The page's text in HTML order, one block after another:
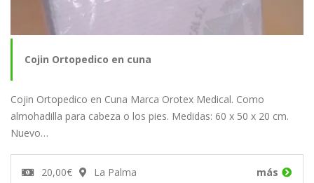
Cojin Ortopedico en cuna
Cojin Ortopedico en Cuna Marca Orotex Medical. Como
almohadilla para cabeza o los pies. Medidas: 60 x 50 x 20 cm.
Nuevo…
20,00€ La Palma más